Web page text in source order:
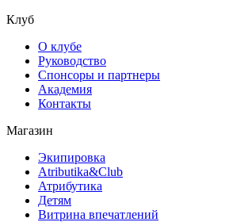
Клуб
О клубе
Руководство
Спонсоры и партнеры
Академия
Контакты
Магазин
Экипировка
Atributika&Club
Атрибутика
Детям
Витрина впечатлений